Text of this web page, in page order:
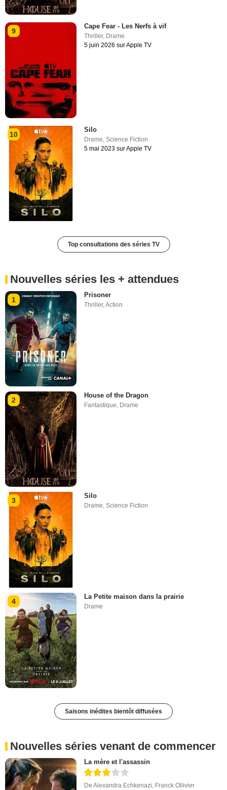
9
Cape Fear - Les Nerfs à vif
Thriller, Drame
5 juin 2026 sur Apple TV
10
Silo
Drame ,Science Fiction
5 mai 2023 sur Apple TV
Top consultations des séries TV
Nouvelles séries les + attendues
1
Prisoner
Thriller,Action
2
House of the Dragon
Fantastique, Drame
3
Silo
Drame,Science Fiction
4
La Petite maison dans la prairie
Drame
Saisons inédites bientôt diffusées
Nouvelles séries venant de commencer
La mère et l'assassin
DeAlexandra Echkenazi, Franck Ollivier